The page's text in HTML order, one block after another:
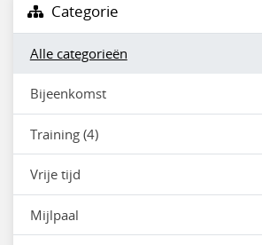
Categorie
Alle categorieën
Bijeenkomst
Training (4)
Vrije tijd
Mijlpaal